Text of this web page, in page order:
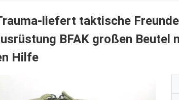
liefert taktische
BFAK großen Beutel
Hilfe